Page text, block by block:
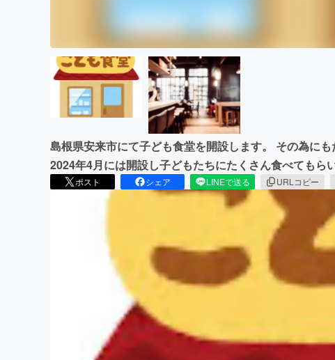
島根県安来市にて子ども食堂を開設します。 その為に
2024年4月には開設し子どもたちにたくさん食べてもら
ポスト シェア LINEで送る URLコピー